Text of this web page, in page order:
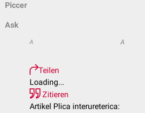
Piccer
Ask
A A
Teilen
Loading...
Zitieren
Artikel Plica interureterica: